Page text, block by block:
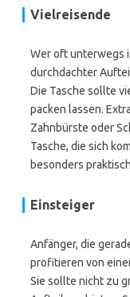
Vielreisende
Wer oft unterwegs
durchdachter
Die Tasche sollte
packen lassen.
Zahnbürste oder
Tasche, die sich
besonders
Einsteiger
Anfänger, die
profitieren von
Sie sollte nicht zu